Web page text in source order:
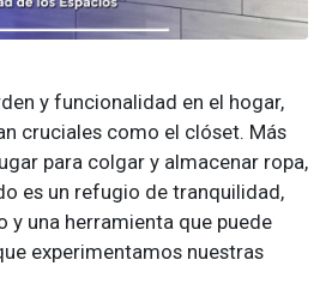
y funcionalidad en el hogar,
cruciales como el clóset. Más
para colgar y almacenar ropa,
es un refugio de tranquilidad,
y una herramienta que puede
experimentamos nuestras